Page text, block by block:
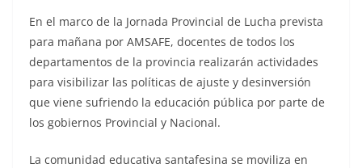
En el marco de la Jornada Provincial de Lucha prevista
para mañana por AMSAFE, docentes de todos los
departamentos de la provincia realizarán actividades
para visibilizar las políticas de ajuste y desinversión
que viene sufriendo la educación pública por parte de
los gobiernos Provincial y Nacional.
La comunidad educativa santafesina se moviliza en